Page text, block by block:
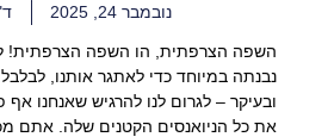
נובמבר 24, 2025
השפה הצרפתית, הו השפה הצרפתית!
נבנתה במיוחד כדי לאתגר אותנו, לבלבל
ובעיקר – לגרום לנו להרגיש שאנחנו
את כל הניואנסים הקטנים שלה. אתם